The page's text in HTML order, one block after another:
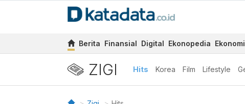
Berita Finansial Digital Ekonopedia
ZIGI Hits Korea Film Lifestyle